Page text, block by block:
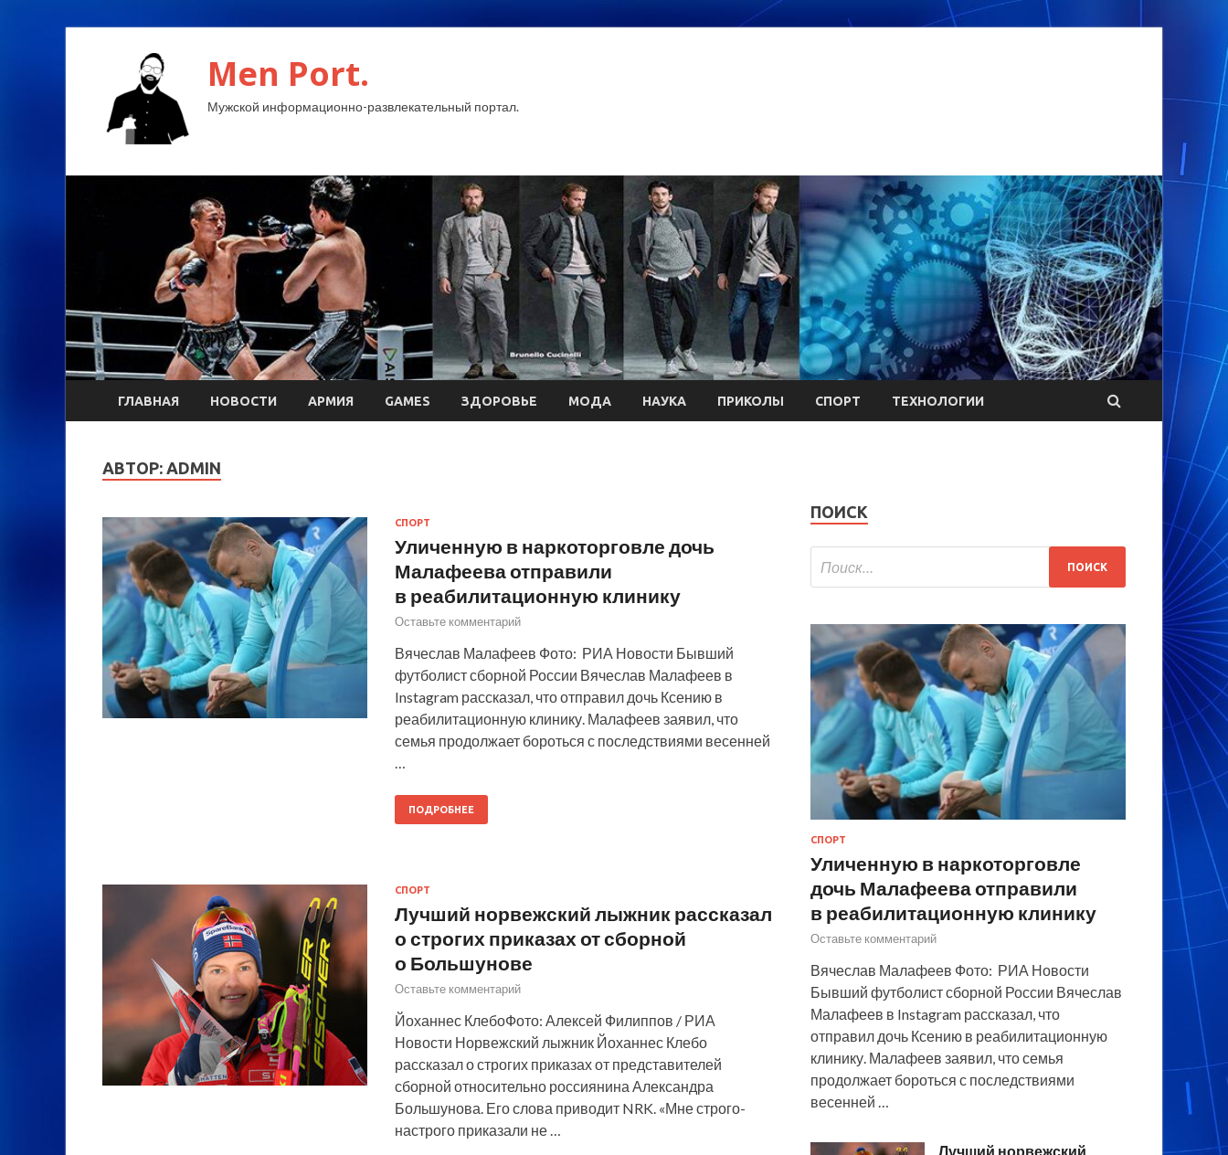
Men Port.
Мужской информационно-развлекательный портал.
ГЛАВНАЯ НОВОСТИ АРМИЯ GAMES ЗДОРОВЬЕ МОДА НАУКА ПРИКОЛЫ СПОРТ ТЕХНОЛОГИИ
АВТОР: ADMIN
СПОРТ
Уличенную в наркоторговле дочь
Малафеева отправили
в реабилитационную клинику
Оставьте комментарий
Вячеслав Малафеев Фото: РИА Новости Бывший
футболист сборной России Вячеслав Малафеев в
Instagram рассказал, что отправил дочь Ксению в
реабилитационную клинику. Малафеев заявил, что
семья продолжает бороться с последствиями весенней
…
ПОДРОБНЕЕ
СПОРТ
Лучший норвежский лыжник рассказал
о строгих приказах от сборной
о Большунове
Оставьте комментарий
Йоханнес КлебоФото: Алексей Филиппов / РИА
Новости Норвежский лыжник Йоханнес Клебо
рассказал о строгих приказах от представителей
сборной относительно россиянина Александра
Большунова. Его слова приводит NRK. «Мне строго-
настрого приказали не …
ПОИСК
СПОРТ
Уличенную в наркоторговле
дочь Малафеева отправили
в реабилитационную клинику
Оставьте комментарий
Вячеслав Малафеев Фото: РИА Новости
Бывший футболист сборной России Вячеслав
Малафеев в Instagram рассказал, что
отправил дочь Ксению в реабилитационную
клинику. Малафеев заявил, что семья
продолжает бороться с последствиями
весенней …
Лучший норвежский